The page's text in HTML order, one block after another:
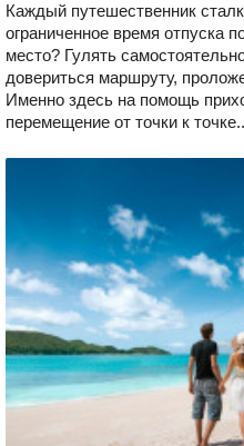
Каждый путешественник
ограниченное время отпуска
место? Гулять
довериться маршруту,
Именно здесь на помощь
перемещение от точки к